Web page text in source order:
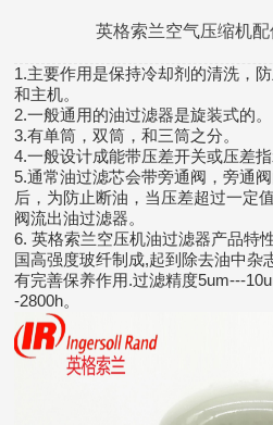
英格索兰空滤
英格索兰过滤器
查看更多
英格索兰空气压缩机配
1.主要作用是保持冷却剂的清洗，
和主机。
2.一般通用的油过滤器是旋装式的。
3.有单筒，双筒，和三筒之分。
4.一般设计成能带压差开关或压差指
5.通常油过滤芯会带旁通阀，旁通
后，为防止断油，当压差超过一定
阀流出油过滤器。
6. 英格索兰空压机油过滤器产品特
国高强度玻纤制成,起到除去油中杂
有完善保养作用.过滤精度5um---
-2800h。